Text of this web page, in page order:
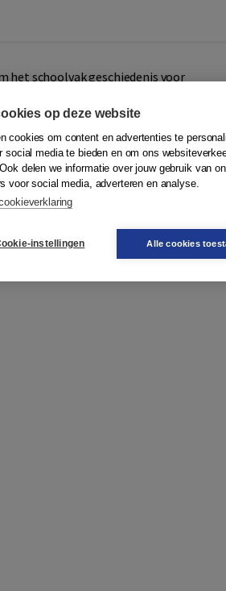
het schoolvak geschiedenis voor
omdat leerlingen leren
van vandaag en de toekomst. De
voor taal. Door de leerstof te ordenen
en de motivatie voor het vak toe.
maat. Formatief werken is mogelijk met
leerlingen oefenen met
leerboek en opdrachtenboek. Naast het
licentie of volledig
op deze website
cookies om content en advertenties te
social media te bieden en om ons
delen we informatie over jouw gebruik van
voor social media, adverteren en analyse.
instellingen Alle cookies